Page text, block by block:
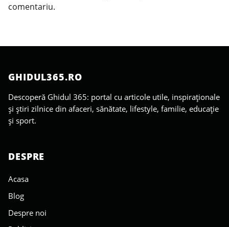
comentariu.
GHIDUL365.RO
Descoperă Ghidul 365: portal cu articole utile, inspiraționale
și știri zilnice din afaceri, sănătate, lifestyle, familie, educație
și sport.
DESPRE
Acasa
Blog
Despre noi